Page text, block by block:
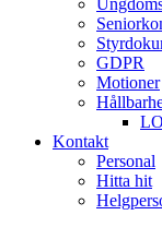
GDPR
Motioner
Kontakt
Personal
Hitta hit